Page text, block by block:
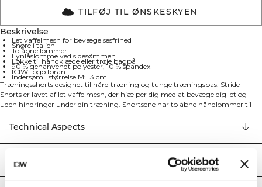
TILFØJ TIL ØNSKESKYEN
Beskrivelse
Let vaffelmesh for bevægelsesfrihed
Snøre i taljen
To åbne lommer
Lynlåslomme ved sidesømmen
Løkke til håndklæde eller trøje bagpå
90 % genanvendt polyester, 10 % spandex
ICIW-logo foran
Indersøm i størrelse M: 13 cm
Træningsshorts designet til hård træning og tunge træningspas. Stride
Shorts er lavet af let vaffelmesh, der hjælper dig med at bevæge dig let og
uden hindringer under din træning. Shortsene har to åbne håndlommer til
snøre i taljen for den perfekte pasform og ICIW-logo foran for stil. Det løse fit
og 13 cm indersøm i størrelse M giver optimal komfort og bevægelsesfrihed.
Lavet af bæredygtige materialer med 90% genanvendt polyester og 10%
Technical Aspects
Levering og returnering